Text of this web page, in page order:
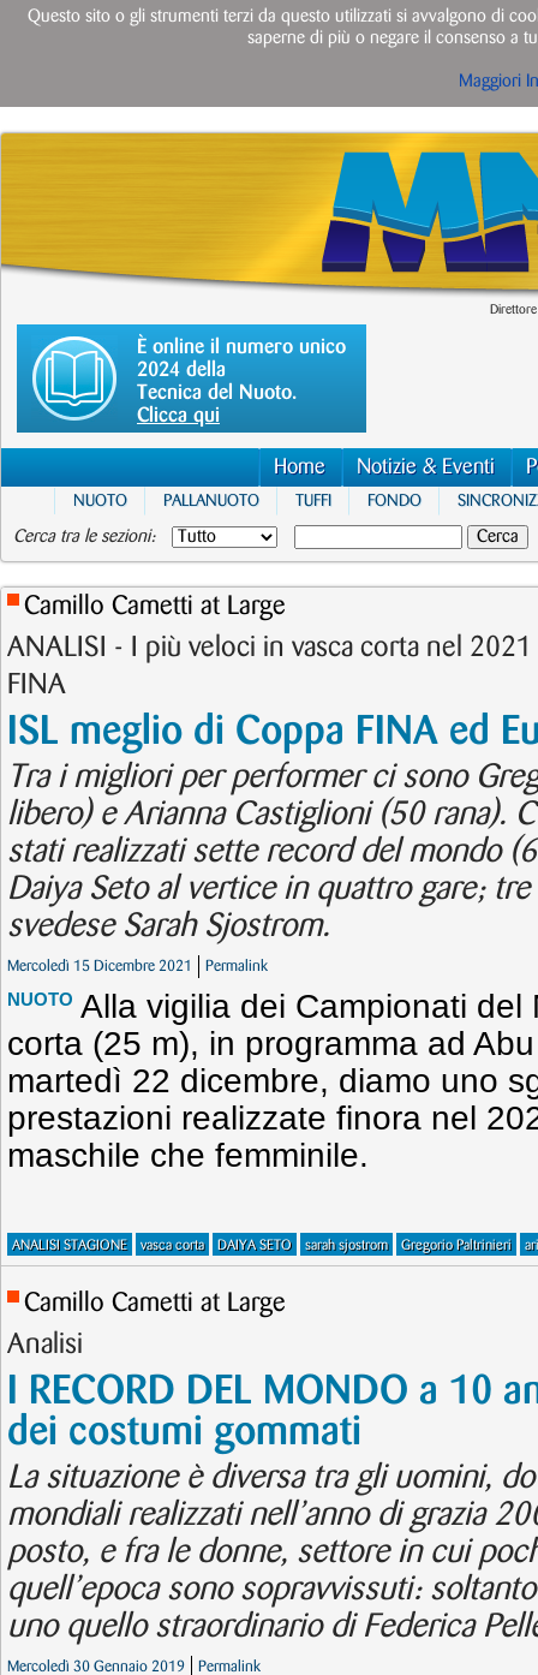
È online il numero unico
2024 della
Tecnica del Nuoto.
Clicca qui
Home Notizie & Eventi
NUOTO PALLANUOTO TUFFI FONDO
Cerca tra le sezioni:
Camillo Cametti at Large
ANALISI - I più veloci in vasca corta nel
FINA
ISL meglio di Coppa FINA ed
Tra i migliori per performer ci sono
libero) e Arianna Castiglioni (50 rana).
stati realizzati sette record del mondo
Daiya Seto al vertice in quattro gare;
svedese Sarah Sjostrom.
Mercoledì 15 Dicembre 2021 Permalink
NUOTO Alla vigilia dei Campionati del
corta (25 m), in programma ad
martedì 22 dicembre, diamo uno
prestazioni realizzate finora nel
maschile che femminile.
ANALISI STAGIONE vasca corta DAIYA SETO sarah sjostrom Gregorio Paltrinieri
Camillo Cametti at Large
Analisi
I RECORD DEL MONDO a 10
dei costumi gommati
La situazione è diversa tra gli uomini,
mondiali realizzati nell’anno di grazia
posto, e fra le donne, settore in cui
quell’epoca sono sopravvissuti:
uno quello straordinario di Federica
Mercoledì 30 Gennaio 2019 Permalink
Questo sito o gli strumenti terzi da questo utilizzati si avvalgono di
saperne di più o negare il consenso a
Maggiori